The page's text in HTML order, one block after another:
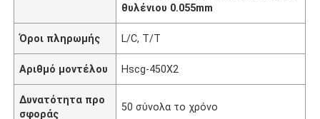
θυλένιου 0.055mm
Όροι πληρωμής L/C, T/T
Αριθμό μοντέλου Hscg-450X2
Δυνατότητα προ
σφοράς
50 σύνολα το χρόνο